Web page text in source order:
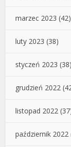
marzec 2023 (42)
luty 2023 (38)
styczeń 2023 (38)
grudzień 2022
listopad 2022
październik 2022